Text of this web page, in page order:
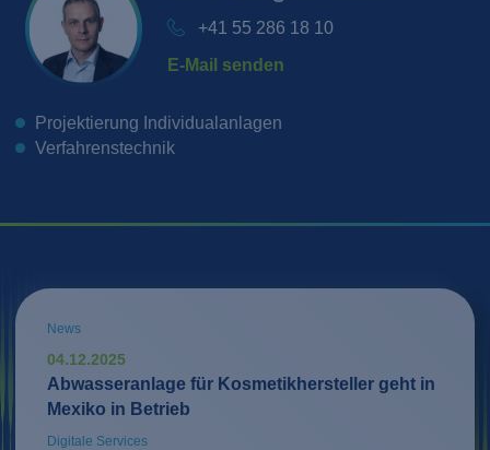
+41 55 286 18 10
E-Mail senden
Projektierung Individualanlagen
Verfahrenstechnik
News
04.12.2025
Abwasseranlage für Kosmetikhersteller geht in
Mexiko in Betrieb
Digitale Services